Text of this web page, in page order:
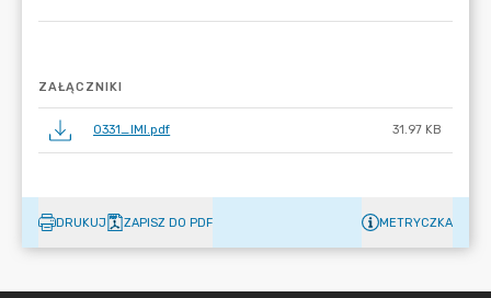
ZAŁĄCZNIKI
0331_IMI.pdf 31.97 KB
DRUKUJ ZAPISZ DO PDF METRYCZKA